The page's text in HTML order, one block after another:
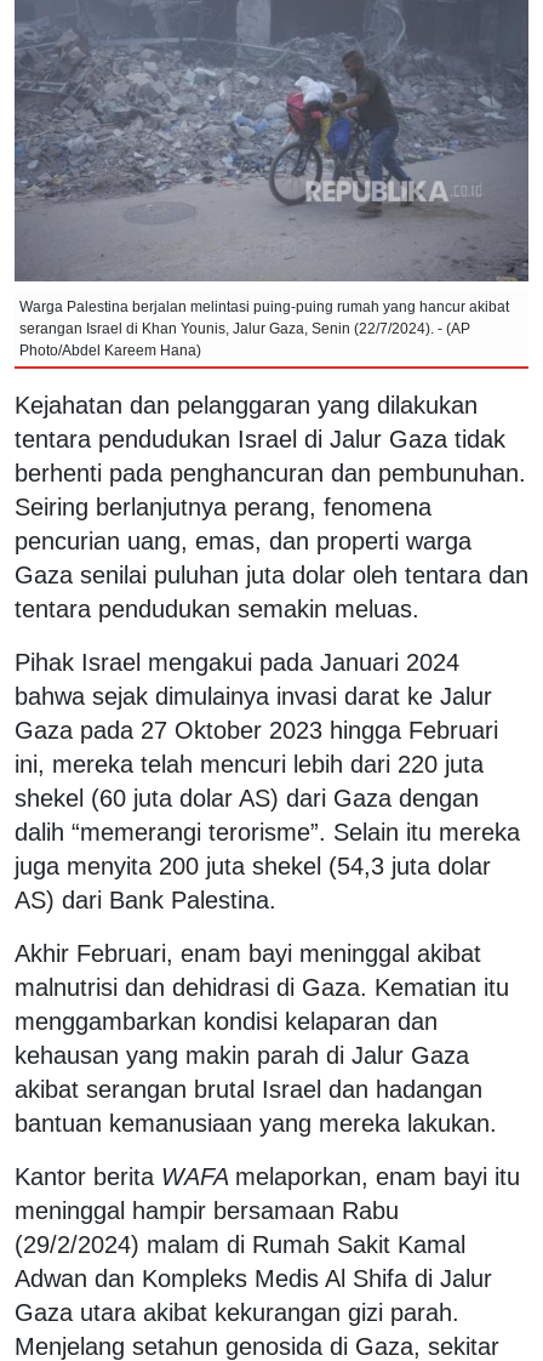
Warga Palestina berjalan melintasi puing-puing rumah yang hancur akibat
serangan Israel di Khan Younis, Jalur Gaza, Senin (22/7/2024). - (AP
Photo/Abdel Kareem Hana)
Kejahatan dan pelanggaran yang dilakukan
tentara pendudukan Israel di Jalur Gaza tidak
berhenti pada penghancuran dan pembunuhan.
Seiring berlanjutnya perang, fenomena
pencurian uang, emas, dan properti warga
Gaza senilai puluhan juta dolar oleh tentara dan
tentara pendudukan semakin meluas.
Pihak Israel mengakui pada Januari 2024
bahwa sejak dimulainya invasi darat ke Jalur
Gaza pada 27 Oktober 2023 hingga Februari
ini, mereka telah mencuri lebih dari 220 juta
shekel (60 juta dolar AS) dari Gaza dengan
dalih “memerangi terorisme”. Selain itu mereka
juga menyita 200 juta shekel (54,3 juta dolar
AS) dari Bank Palestina.
Akhir Februari, enam bayi meninggal akibat
malnutrisi dan dehidrasi di Gaza. Kematian itu
menggambarkan kondisi kelaparan dan
kehausan yang makin parah di Jalur Gaza
akibat serangan brutal Israel dan hadangan
bantuan kemanusiaan yang mereka lakukan.
Kantor berita WAFA melaporkan, enam bayi itu
meninggal hampir bersamaan Rabu
(29/2/2024) malam di Rumah Sakit Kamal
Adwan dan Kompleks Medis Al Shifa di Jalur
Gaza utara akibat kekurangan gizi parah.
Menjelang setahun genosida di Gaza, sekitar